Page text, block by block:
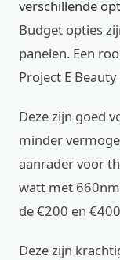
verschillende
Budget opties
panelen. Een
Project E
Deze zijn goed
minder
aanrader voor
watt met
de €200 en
Deze zijn